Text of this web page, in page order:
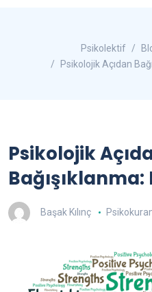
Psikolektif
Psikolojik Açıdan
Psikolojik
Başak Kılınç